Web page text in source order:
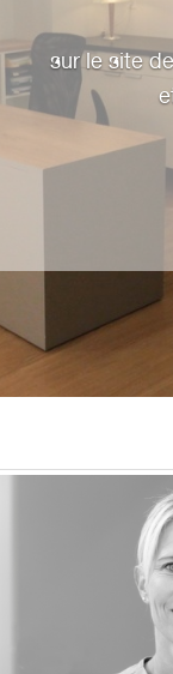
sur le site